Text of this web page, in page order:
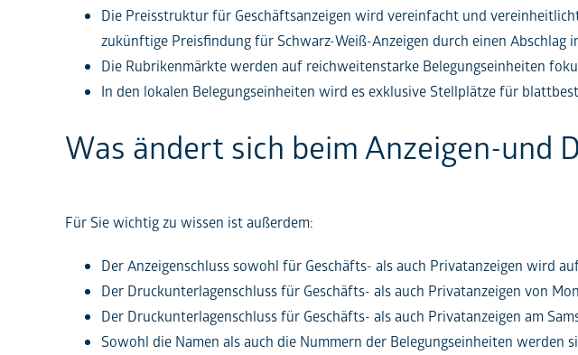
Die Preisstruktur für Geschäftsanzeigen wird vereinfacht und
zukünftige Preisfindung für Schwarz-Weiß-Anzeigen durch einen Abschlag
Die Rubrikenmärkte werden auf reichweitenstarke Belegungseinheiten
In den lokalen Belegungseinheiten wird es exklusive Stellplätze für
Was ändert sich beim Anzeigen-und
Für Sie wichtig zu wissen ist außerdem:
Der Anzeigenschluss sowohl für Geschäfts- als auch Privatanzeigen wird
Der Druckunterlagenschluss für Geschäfts- als auch Privatanzeigen von
Der Druckunterlagenschluss für Geschäfts- als auch Privatanzeigen am
Sowohl die Namen als auch die Nummern der Belegungseinheiten werden